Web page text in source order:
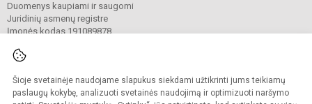
Šioje svetainėje naudojame slapukus siekdami užtikrinti jums teikiamų
paslaugų kokybę, analizuoti svetainės naudojimą ir optimizuoti naršymo
Duomenys kaupiami ir saugomi
Juridinių asmenų registre
Įmonės kodas 191089878
© 2025. Kauno r. Babtų gimnazija. Visos teisės saugomos.
Kopijuoti turinį be raštiško gimnazijos sutikimo griežtai draudžiama.